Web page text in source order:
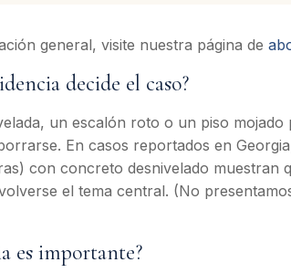
general, visite nuestra página de
decide el caso?
un escalón roto o un piso
En casos reportados en
con concreto desnivelado muestran
el tema central. (No
es importante?